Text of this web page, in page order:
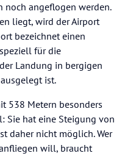
noch angeflogen werden.
liegt, wird der Airport
bezeichnet einen
für die
Landung in bergigen
ist.
538 Metern besonders
Sie hat eine Steigung von
daher nicht möglich. Wer
will, braucht